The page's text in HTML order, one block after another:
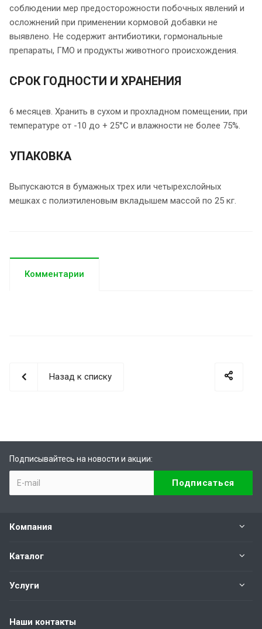
соблюдении мер предосторожности побочных явлений и
осложнений при применении кормовой добавки не
выявлено. Не содержит антибиотики, гормональные
препараты, ГМО и продукты животного происхождения.
СРОК ГОДНОСТИ И ХРАНЕНИЯ
6 месяцев. Хранить в сухом и прохладном помещении, при
температуре от -10 до + 25°C и влажности не более 75%.
УПАКОВКА
Выпускаются в бумажных трех или четырехслойных
мешках с полиэтиленовым вкладышем массой по 25 кг.
Комментарии
Назад к списку
Подписывайтесь на новости и акции:
Компания
Каталог
Услуги
Наши контакты